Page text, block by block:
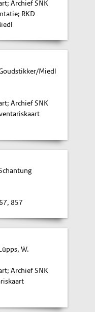
Archief SNK
RKD
Miedl
Archief SNK
857
W.
Archief SNK